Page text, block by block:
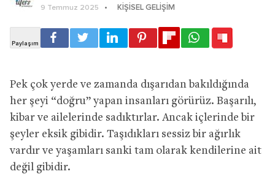
9 Temmuz 2025 KIŞISEL GELIŞIM
Pek çok yerde ve zamanda dışarıdan bakıldığında
her şeyi “doğru” yapan insanları görürüz. Başarılı,
kibar ve ailelerinde sadıktırlar. Ancak içlerinde bir
şeyler eksik gibidir. Taşıdıkları sessiz bir ağırlık
vardır ve yaşamları sanki tam olarak kendilerine ait
değil gibidir.